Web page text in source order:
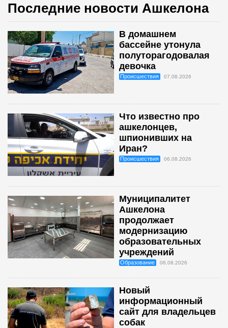
Последние новости Ашкелона
В домашнем
бассейне утонула
полуторагодовалая
девочка
Происшествия 07.08.2026
Что известно про
ашкелонцев,
шпионивших на
Иран?
Происшествия 06.08.2026
Муниципалитет
Ашкелона
продолжает
модернизацию
образовательных
учреждений
Образование 06.08.2026
Новый
информационный
сайт для владельцев
собак